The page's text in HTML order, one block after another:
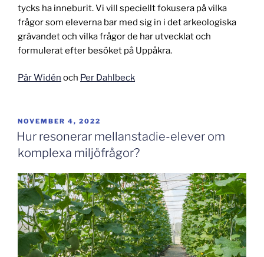
tycks ha inneburit. Vi vill speciellt fokusera på vilka
frågor som eleverna bar med sig in i det arkeologiska
grävandet och vilka frågor de har utvecklat och
formulerat efter besöket på Uppåkra.
Pär Widén och Per Dahlbeck
PUBLICERAT
NOVEMBER 4, 2022
Hur resonerar mellanstadie-elever om
komplexa miljöfrågor?